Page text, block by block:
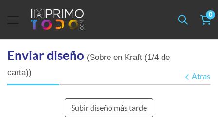
0
Enviar diseño (Sobre en Kraft (1/4 de
carta))
Atras
Subir diseño más tarde